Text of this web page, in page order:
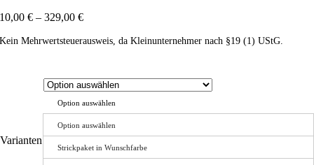
10,00€ –329,00€
Kein Mehrwertsteuerausweis, da Kleinunternehmer nach §19 (1) UStG.
Varianten
Option auswählen
Option auswählen
Strickpaket in Wunschfarbe